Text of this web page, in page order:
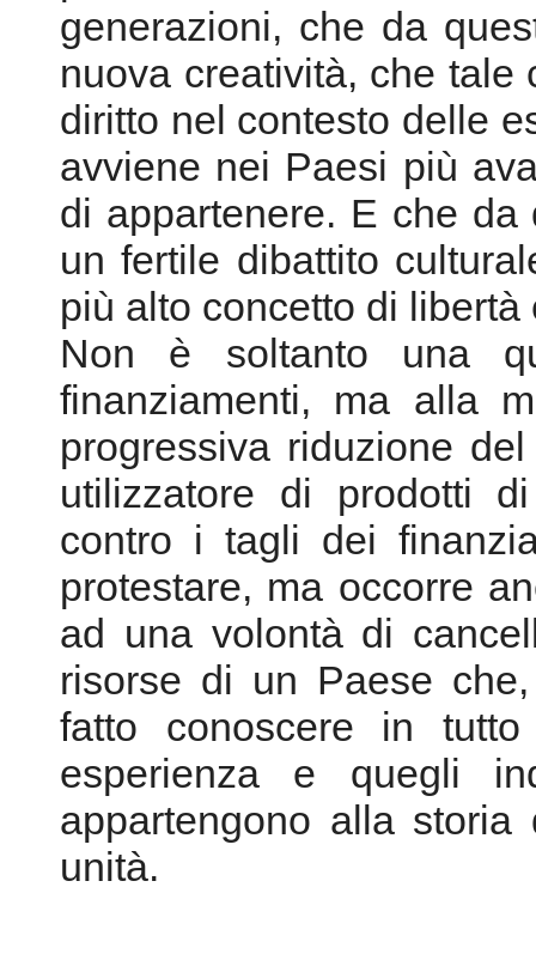
generazioni, che da
nuova creatività, che tale
diritto nel contesto delle
avviene nei Paesi più
di appartenere. E che da
un fertile dibattito
più alto concetto di libertà
Non è soltanto una
finanziamenti, ma alla
progressiva riduzione
utilizzatore di prodotti
contro i tagli dei
protestare, ma occorre
ad una volontà di
risorse di un Paese
fatto conoscere in
esperienza e quegli
appartengono alla storia
unità.